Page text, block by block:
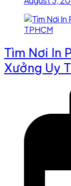
Tìm Nơi In
Xưởng Uy